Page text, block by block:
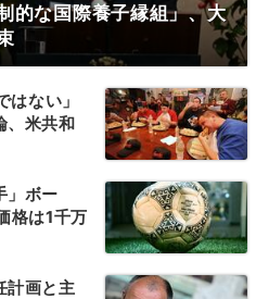
的な国際養子縁組」、大
はない」
、米共和
」ボー
格は1千万
計画と主